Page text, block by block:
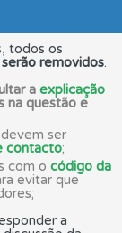
todos os
serão removidos.
a explicação
na questão e
ser
contacto;
com o código da
evitar que
a